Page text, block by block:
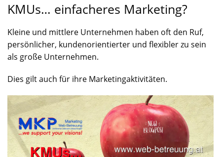
KMUs… einfacheres Marketing?
Kleine und mittlere Unternehmen haben oft den Ruf,
persönlicher, kundenorientierter und flexibler zu sein
als große Unternehmen.
Dies gilt auch für ihre Marketingaktivitäten.